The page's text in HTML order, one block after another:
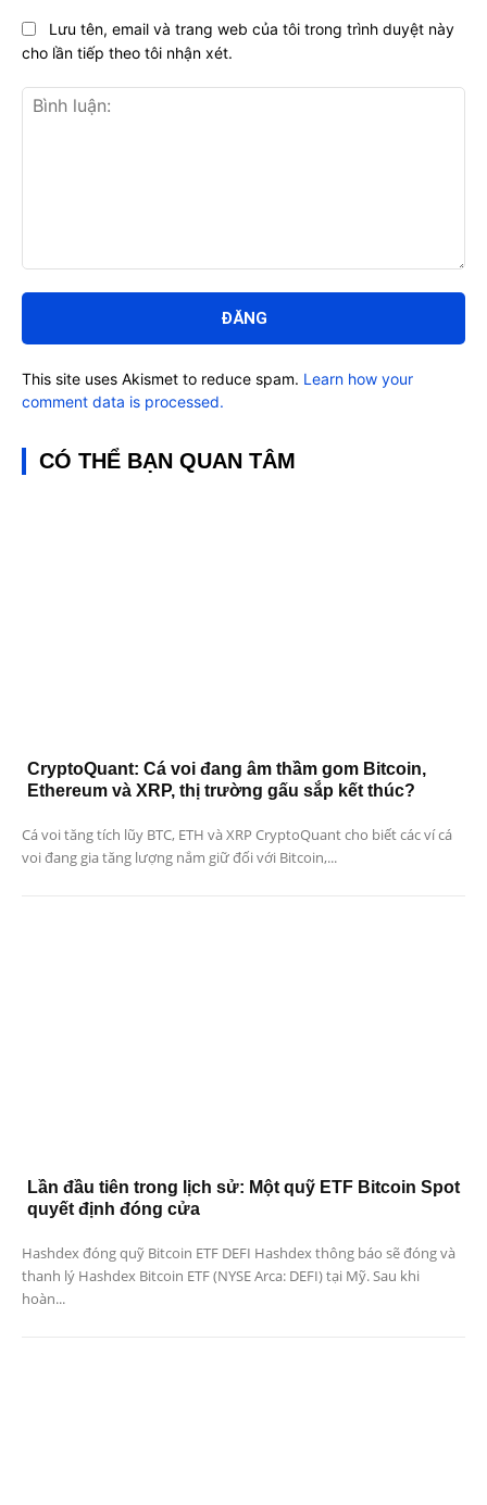
luận:
Lưu tên, email và trang web của tôi trong trình duyệt này
cho lần tiếp theo tôi nhận xét.
This site uses Akismet to reduce spam. Learn how your
comment data is processed.
CÓ THỂ BẠN QUAN TÂM
CryptoQuant: Cá voi đang âm thầm gom Bitcoin,
Ethereum và XRP, thị trường gấu sắp kết thúc?
Cá voi tăng tích lũy BTC, ETH và XRP CryptoQuant cho biết các ví cá
voi đang gia tăng lượng nắm giữ đối với Bitcoin,...
Lần đầu tiên trong lịch sử: Một quỹ ETF Bitcoin Spot
quyết định đóng cửa
Hashdex đóng quỹ Bitcoin ETF DEFI Hashdex thông báo sẽ đóng và
thanh lý Hashdex Bitcoin ETF (NYSE Arca: DEFI) tại Mỹ. Sau khi
hoàn...